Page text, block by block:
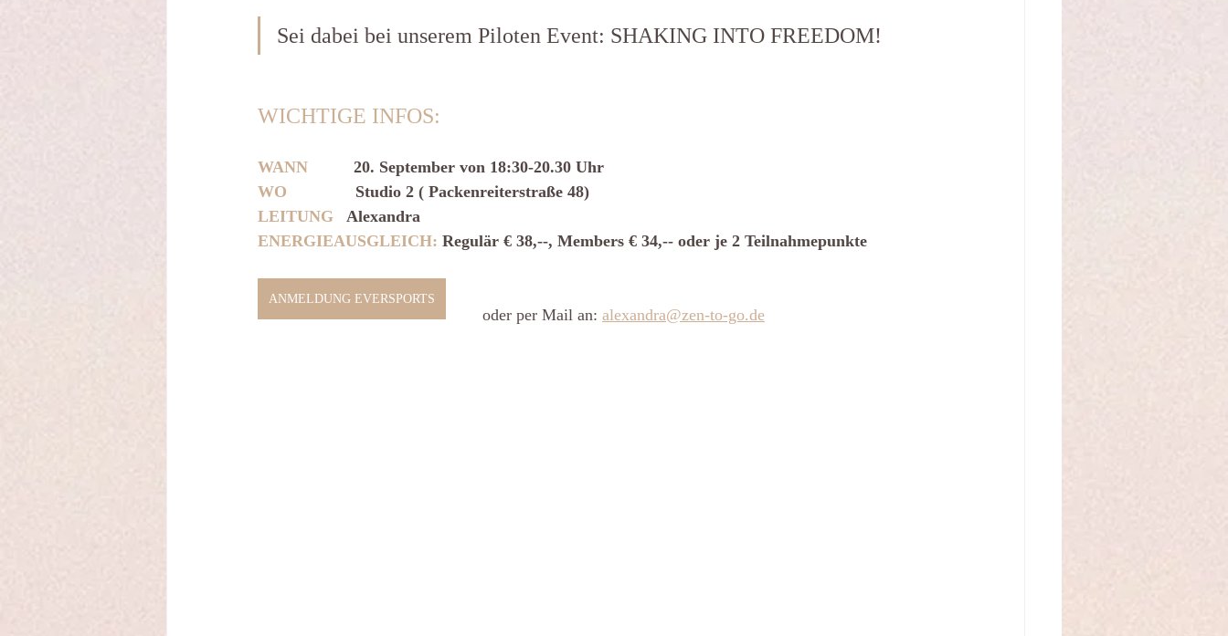
Sei dabei bei unserem Piloten Event: SHAKING INTO FREEDOM!
WICHTIGE INFOS:
WANN
         20. September von 18:30-20.30 Uhr
WO
Studio 2 ( Packenreiterstraße 48)
LEITUNG
   Alexandra
ENERGIEAUSGLEICH: Regulär € 38,--, Members € 34,-- oder je 2 Teilnahmepunkte
ANMELDUNG EVERSPORTS
oder per Mail an: alexandra@zen-to-go.de